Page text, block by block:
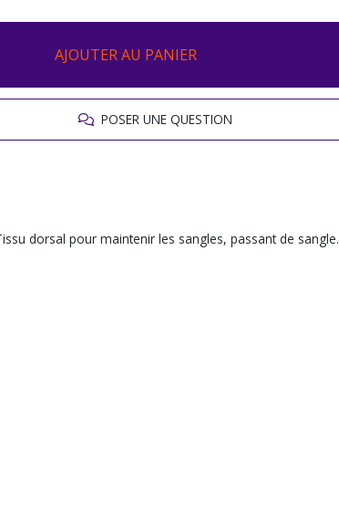
AJOUTER AU PANIER
POSER UNE QUESTION
dorsal pour maintenir les sangles, passant de sangle.